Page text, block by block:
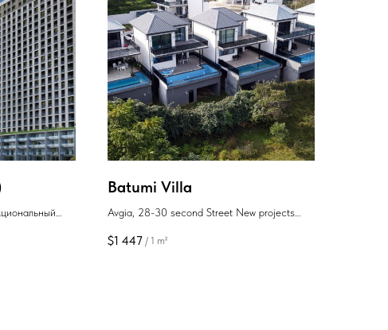
Batumi Villa
Avgia, 28-30 second Street New projects
$1 447 / 1 m²